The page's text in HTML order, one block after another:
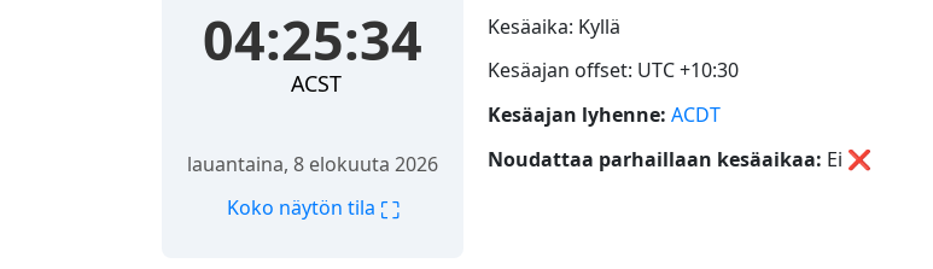
04:25:34
ACST
lauantaina, 8 elokuuta 2026
Koko näytön tila ⛶
Kesäaika: Kyllä
Kesäajan offset: UTC +10:30
Kesäajan lyhenne: ACDT
Noudattaa parhaillaan kesäaikaa: Ei ❌